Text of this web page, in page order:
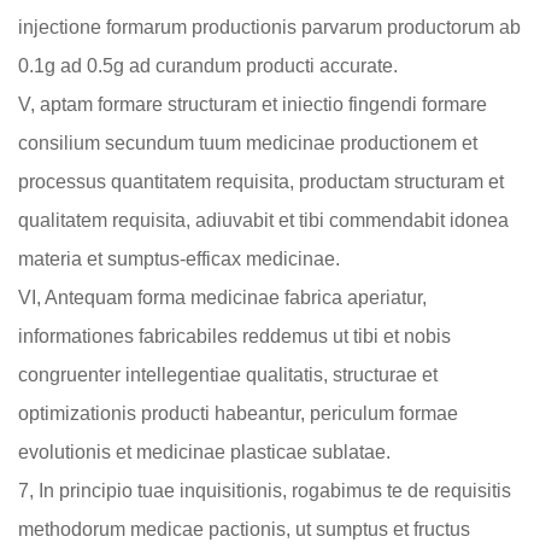
injectione formarum productionis parvarum productorum ab
0.1g ad 0.5g ad curandum producti accurate.
V, aptam formare structuram et iniectio fingendi formare
consilium secundum tuum medicinae productionem et
processus quantitatem requisita, productam structuram et
qualitatem requisita, adiuvabit et tibi commendabit idonea
materia et sumptus-efficax medicinae.
VI, Antequam forma medicinae fabrica aperiatur,
informationes fabricabiles reddemus ut tibi et nobis
congruenter intellegentiae qualitatis, structurae et
optimizationis producti habeantur, periculum formae
evolutionis et medicinae plasticae sublatae.
7, In principio tuae inquisitionis, rogabimus te de requisitis
methodorum medicae pactionis, ut sumptus et fructus